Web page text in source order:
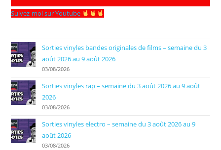
Suivez-moi sur Youtube
Sorties vinyles bandes originales de films – semaine du 3
août 2026 au 9 août 2026
03/08/2026
Sorties vinyles rap – semaine du 3 août 2026 au 9 août
2026
03/08/2026
Sorties vinyles electro – semaine du 3 août 2026 au 9
août 2026
03/08/2026